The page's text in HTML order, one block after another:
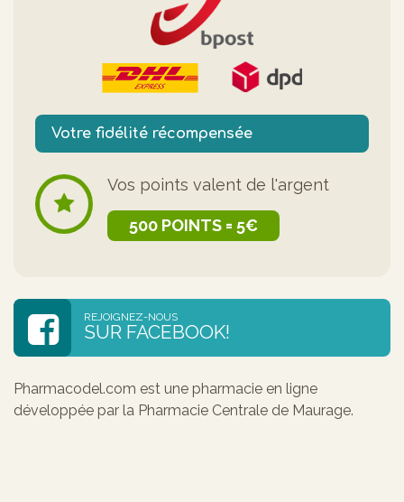
Votre fidélité récompensée
Vos points valent de l'argent
500 POINTS = 5€
REJOIGNEZ-NOUS
SUR FACEBOOK!
Pharmacodel.com est une pharmacie en ligne
développée par la Pharmacie Centrale de Maurage.